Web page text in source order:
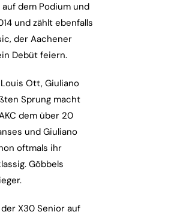
dem Podium und
und zählt ebenfalls
der Aachener
Debüt feiern.
Ott, Giuliano
Sprung macht
dem über 20
und Giuliano
oftmals ihr
Göbbels
X30 Senior auf